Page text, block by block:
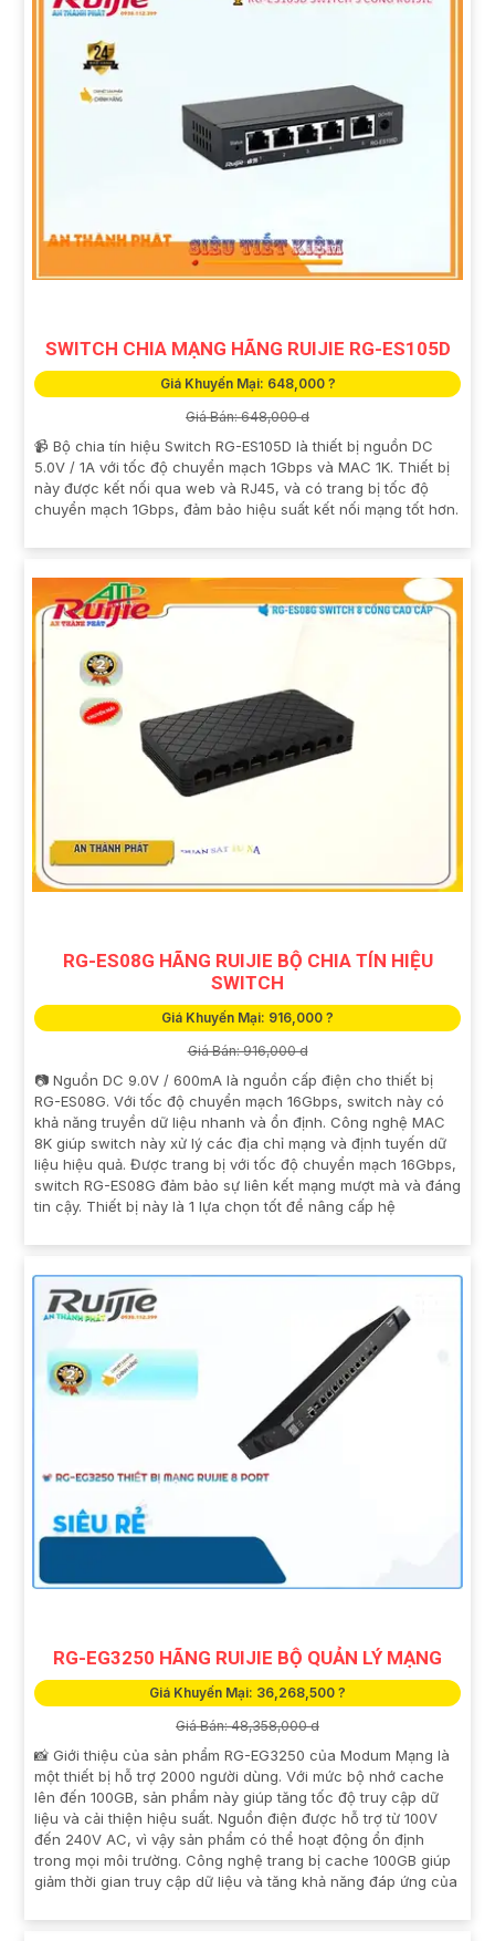
SWITCH CHIA MẠNG HÃNG RUIJIE RG-ES105D
Giá Khuyến Mại: 648,000 ?
Giá Bán: 648,000 d
📹 Bộ chia tín hiệu Switch RG-ES105D là thiết bị nguồn DC
5.0V / 1A với tốc độ chuyển mạch 1Gbps và MAC 1K. Thiết bị
này được kết nối qua web và RJ45, và có trang bị tốc độ
chuyển mạch 1Gbps, đảm bảo hiệu suất kết nối mạng tốt hơn.
RG-ES08G HÃNG RUIJIE BỘ CHIA TÍN HIỆU
SWITCH
Giá Khuyến Mại: 916,000 ?
Giá Bán: 916,000 d
📷 Nguồn DC 9.0V / 600mA là nguồn cấp điện cho thiết bị
RG-ES08G. Với tốc độ chuyển mạch 16Gbps, switch này có
khả năng truyền dữ liệu nhanh và ổn định. Công nghệ MAC
8K giúp switch này xử lý các địa chỉ mạng và định tuyến dữ
liệu hiệu quả. Được trang bị với tốc độ chuyển mạch 16Gbps,
switch RG-ES08G đảm bảo sự liên kết mạng mượt mà và đáng
tin cậy. Thiết bị này là 1 lựa chọn tốt để nâng cấp hệ
RG-EG3250 HÃNG RUIJIE BỘ QUẢN LÝ MẠNG
Giá Khuyến Mại: 36,268,500 ?
Giá Bán: 48,358,000 d
📸 Giới thiệu của sản phẩm RG-EG3250 của Modum Mạng là
một thiết bị hỗ trợ 2000 người dùng. Với mức bộ nhớ cache
lên đến 100GB, sản phẩm này giúp tăng tốc độ truy cập dữ
liệu và cải thiện hiệu suất. Nguồn điện được hỗ trợ từ 100V
đến 240V AC, vì vậy sản phẩm có thể hoạt động ổn định
trong mọi môi trường. Công nghệ trang bị cache 100GB giúp
giảm thời gian truy cập dữ liệu và tăng khả năng đáp ứng của